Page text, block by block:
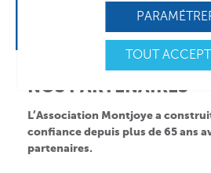
REJOIGNEZ-
NOS PARTENAIRES
L’Association Montjoye a
confiance depuis plus de 65 ans
partenaires.
TOUT